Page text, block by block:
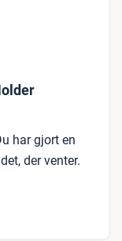
har gjort en
der venter.